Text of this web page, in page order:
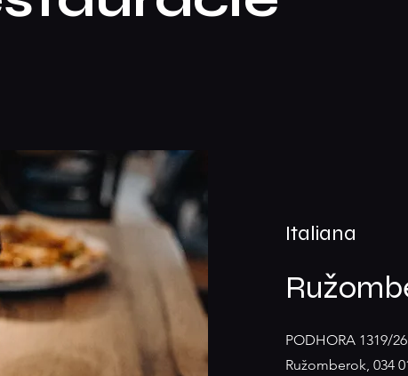
Italiana
PODHORA 1319/26
Ružomberok, 034